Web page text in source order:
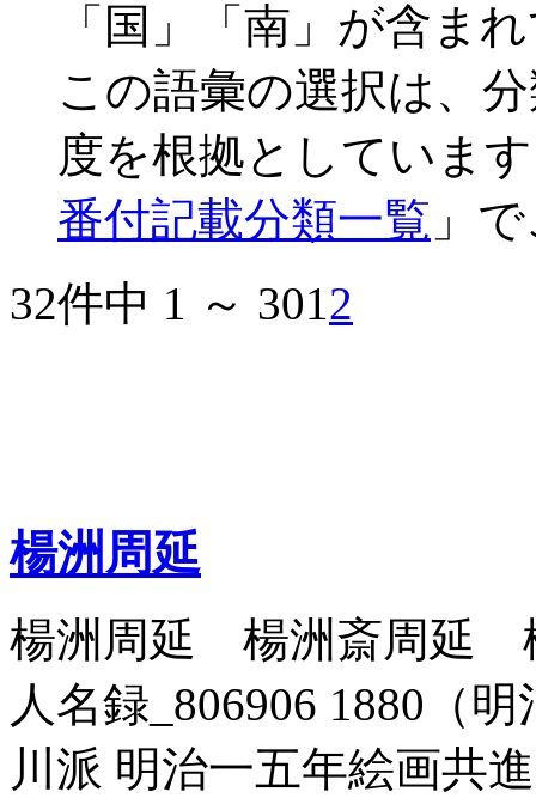
「国」「南」が含ま
この語彙の選択は、
度を根拠としていま
番付記載分類一覧 」
32件中 1 ～ 3012
楊洲周延
楊洲周延 楊洲斎周延
人名録_806906 1880（
川派 明治一五年絵画共